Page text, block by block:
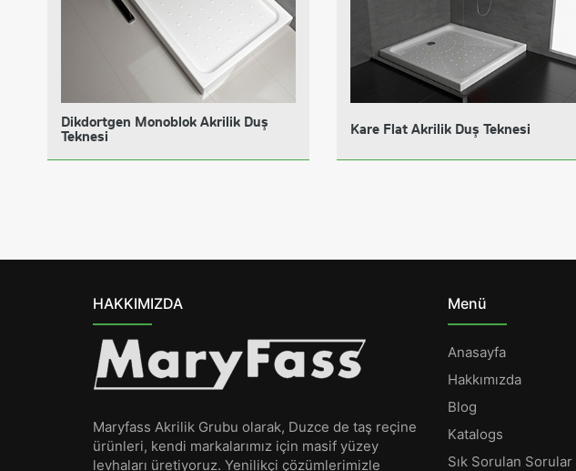
Dikdortgen Monoblok Akrilik Duş
Teknesi
Kare Flat Akrilik Duş Teknesi
HAKKIMIZDA
Maryfass Akrilik Grubu olarak, Duzce de taş reçine
ürünleri, kendi markalarımız için masif yüzey
levhaları üretiyoruz. Yenilikçi çözümlerimizle
Menü
Anasayfa
Hakkımızda
Blog
Katalogs
Sık Sorulan Sorular